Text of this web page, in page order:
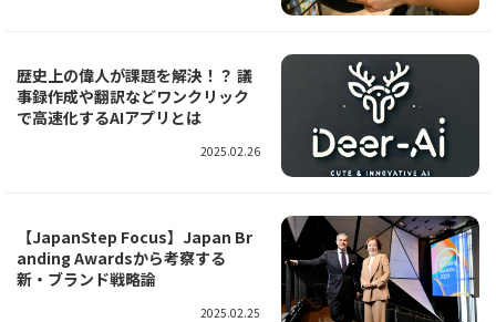
歴史上の偉人が課題を解決！？ 議
事録作成や翻訳などワンクリック
で高速化するAIアプリとは
2025.02.26
【JapanStep Focus】Japan Br
anding Awardsから考察する
新・ブランド戦略論
2025.02.25